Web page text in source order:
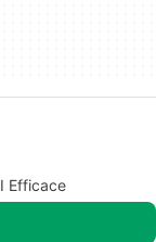
Efficace